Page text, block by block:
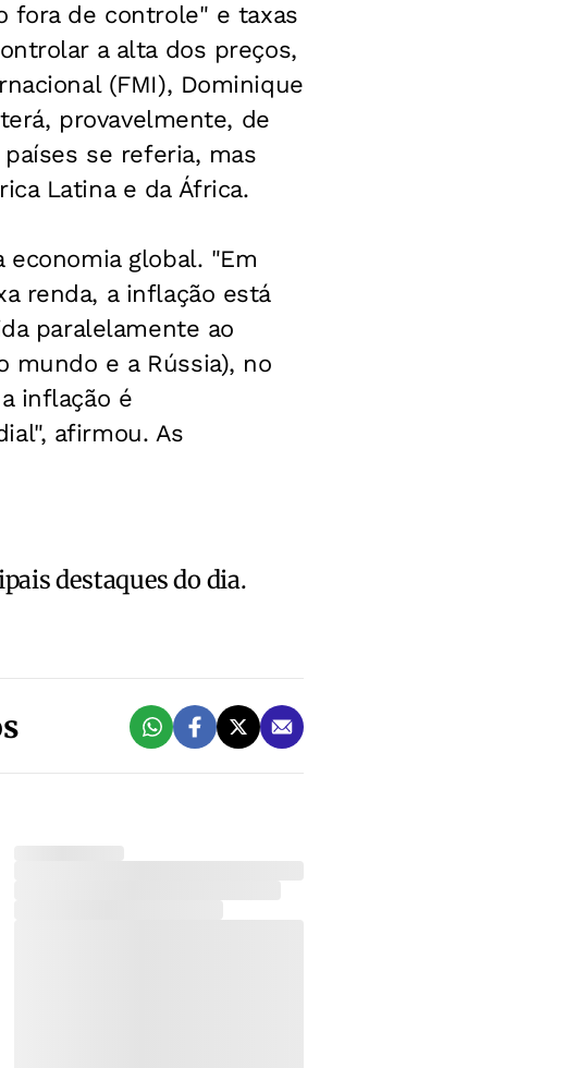
fora de controle" e taxas
a alta dos preços,
(FMI), Dominique
provavelmente, de
se referia, mas
Latina e da África.
economia global. "Em
renda, a inflação está
paralelamente ao
mundo e a Rússia), no
inflação é
afirmou. As
destaques do dia.